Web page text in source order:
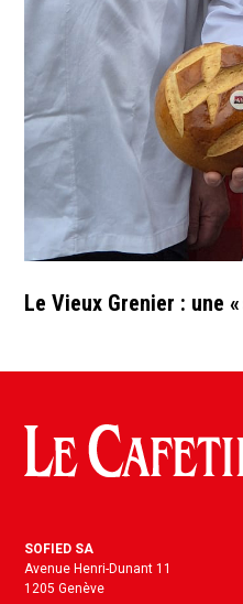
SOFIED SA
Avenue Henri-Dunant 11
1205 Genève